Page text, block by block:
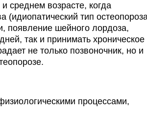
среднем возрасте, когда
(идиопатический тип
появление шейного лордоза,
так и принимать хроническое
не только позвоночник, но и
процессами,